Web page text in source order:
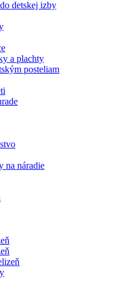
detskej izby
a plachty
posteliam
na náradie